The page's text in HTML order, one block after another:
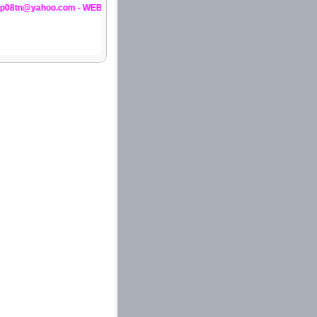
thông; duyệt và
- WEBSITE:http://violet.vn/minhphucpl++